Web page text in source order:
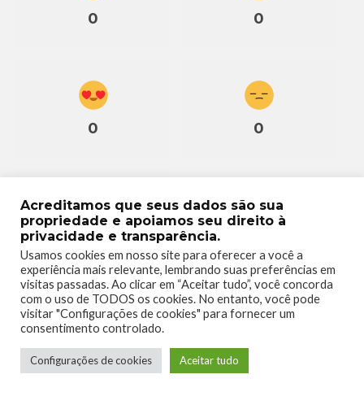
0 0
0 0
0
Acreditamos que seus dados são sua
propriedade e apoiamos seu direito à
privacidade e transparência.
Usamos cookies em nosso site para oferecer a você a
experiência mais relevante, lembrando suas preferências em
visitas passadas. Ao clicar em “Aceitar tudo”, você concorda
com o uso de TODOS os cookies. No entanto, você pode
visitar "Configurações de cookies" para fornecer um
consentimento controlado.
Configurações de cookies Aceitar tudo